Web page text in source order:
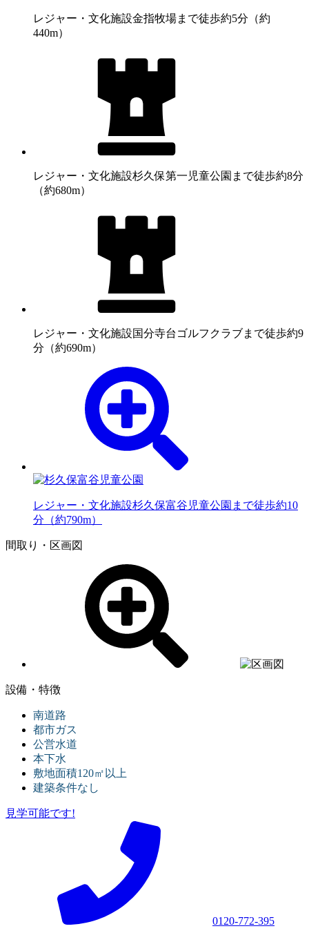
レジャー・文化施設金指牧場まで徒歩約5分（約
440m）
レジャー・文化施設杉久保第一児童公園まで徒歩約8分
（約680m）
レジャー・文化施設国分寺台ゴルフクラブまで徒歩約9
分（約690m）
レジャー・文化施設杉久保富谷児童公園まで徒歩約10
分（約790m）
間取り・区画図
設備・特徴
南道路
都市ガス
公営水道
本下水
敷地面積120㎡以上
建築条件なし
見学可能です!
0120-772-395